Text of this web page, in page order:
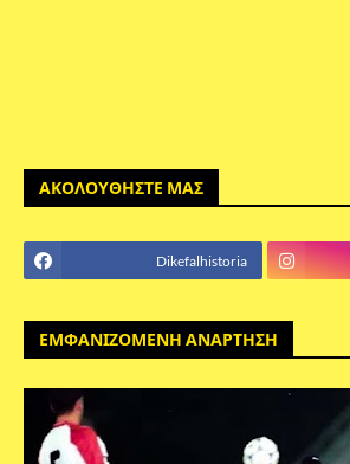
ΑΚΟΛΟΥΘΗΣΤΕ ΜΑΣ
Dikefalhistoria
ΕΜΦΑΝΙΖΟΜΕΝΗ ΑΝΑΡΤΗΣΗ